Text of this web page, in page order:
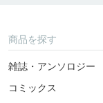
商品を探す
雑誌・アンソロジー
コミックス